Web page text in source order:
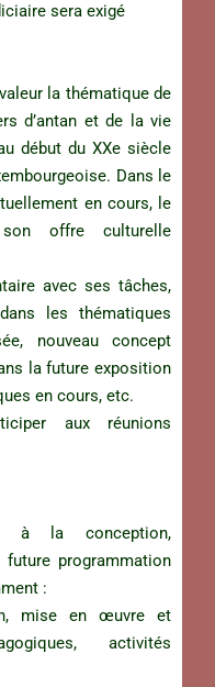
sera exigé
la thématique de
d’antan et de la vie
début du XXe siècle
Dans le
en cours, le
offre culturelle
avec ses tâches,
les thématiques
nouveau concept
la future exposition
en cours, etc.
aux réunions
à la conception,
programmation
:
mise en œuvre et
activités